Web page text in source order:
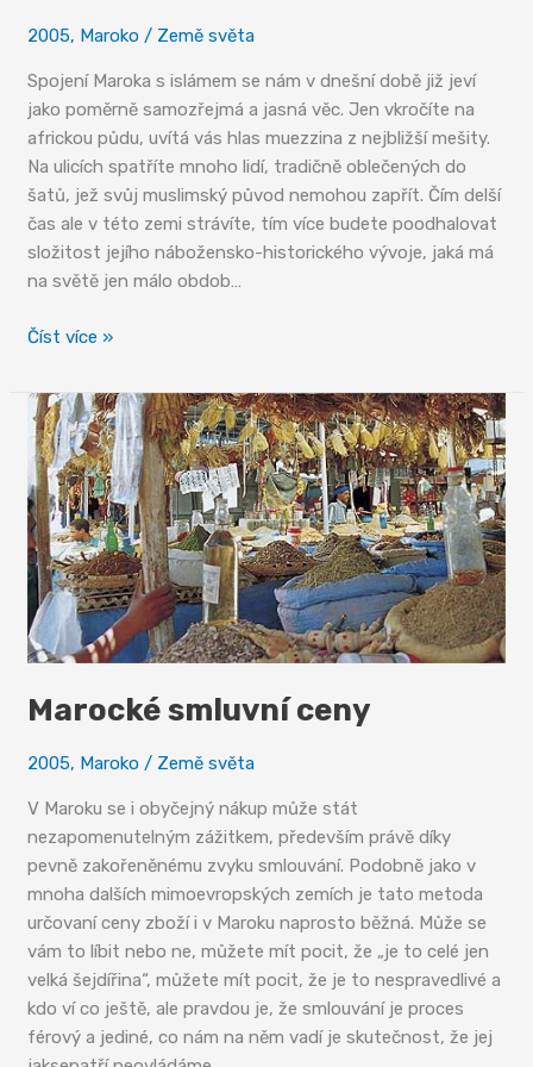
2005, Maroko / Země světa
Spojení Maroka s islámem se nám v dnešní době již jeví
jako poměrně samozřejmá a jasná věc. Jen vkročíte na
africkou půdu, uvítá vás hlas muezzina z nejbližší mešity.
Na ulicích spatříte mnoho lidí, tradičně oblečených do
šatů, jež svůj muslimský původ nemohou zapřít. Čím delší
čas ale v této zemi strávíte, tím více budete poodhalovat
složitost jejího nábožensko-historického vývoje, jaká má
na světě jen málo obdob…
Islám
Maroku
Číst více »
Marocké smluvní ceny
2005, Maroko / Země světa
V Maroku se i obyčejný nákup může stát
nezapomenutelným zážitkem, především právě díky
pevně zakořeněnému zvyku smlouvání. Podobně jako v
mnoha dalších mimoevropských zemích je tato metoda
určovaní ceny zboží i v Maroku naprosto běžná. Může se
vám to líbit nebo ne, můžete mít pocit, že „je to celé jen
velká šejdířina“, můžete mít pocit, že je to nespravedlivé a
kdo ví co ještě, ale pravdou je, že smlouvání je proces
férový a jediné, co nám na něm vadí je skutečnost, že jej